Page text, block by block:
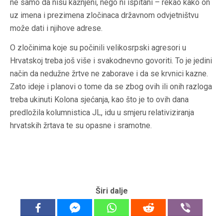
ne samo da nisu kažnjeni, nego ni ispitani – rekao kako on
uz imena i prezimena zločinaca državnom odvjetništvu
može dati i njihove adrese.
O zločinima koje su počinili velikosrpski agresori u
Hrvatskoj treba još više i svakodnevno govoriti. To je jedini
način da nedužne žrtve ne zaborave i da se krvnici kazne.
Zato ideje i planovi o tome da se zbog ovih ili onih razloga
treba ukinuti Kolona sjećanja, kao što je to ovih dana
predložila kolumnistica JL, idu u smjeru relativiziranja
hrvatskih žrtava te su opasne i sramotne.
Širi dalje